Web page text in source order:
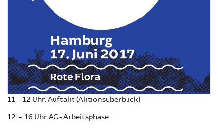
11 - 12 Uhr. Auftakt (Aktionsüberblick)
12: - 16 Uhr AG-Arbeitsphase.